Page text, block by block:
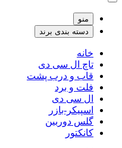
منو
دسته بندی برند
خانه
تاچ ال سی دی
قاب و درب پشت
فلت و برد
ال سی دی
اسپیکر-بازر
گلس دوربین
کانکتور